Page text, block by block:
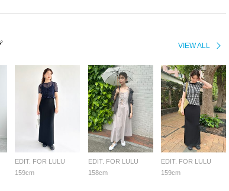
VIEW ALL
EDIT. FOR LULU
159cm
EDIT. FOR LULU
158cm
EDIT. FOR LULU
159cm